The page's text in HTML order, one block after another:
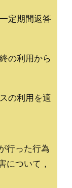
定期間返答
の利用から
の利用を適
行った行為
について，